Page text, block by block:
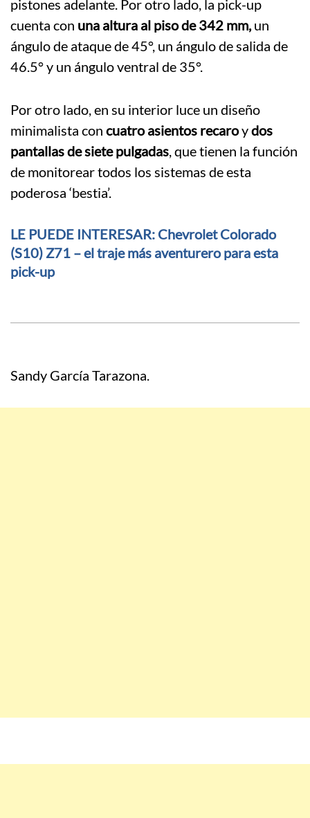
pistones adelante. Por otro lado, la pick-up
cuenta con una altura al piso de 342 mm,un
ángulo de ataque de 45°, un ángulo de salida de
46.5° y un ángulo ventral de 35°.
Por otro lado, en su interior luce un diseño
minimalista con cuatro asientos recaroydos
pantallas de siete pulgadas, que tienen la función
de monitorear todos los sistemas de esta
poderosa ‘bestia’.
LE PUEDE INTERESAR: Chevrolet Colorado
(S10) Z71 – el traje más aventurero para esta
pick-up
Sandy García Tarazona.